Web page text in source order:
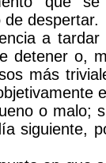
despertar.
a
detener o,
más
o malo;
siguiente,